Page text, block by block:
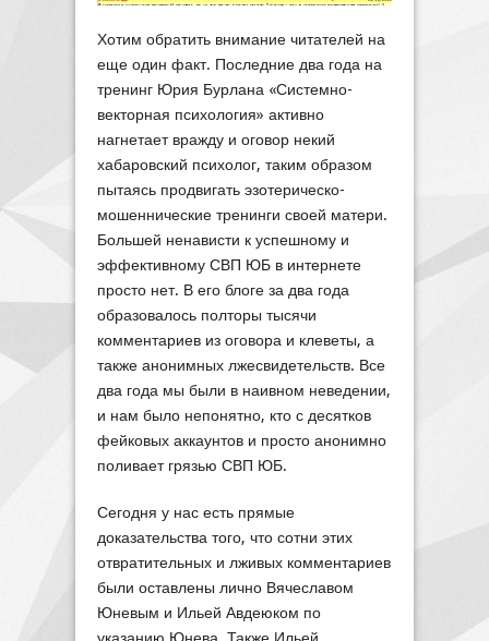
Хотим обратить внимание читателей на
еще один факт. Последние два года на
тренинг Юрия Бурлана «Системно-
векторная психология» активно
нагнетает вражду и оговор некий
хабаровский психолог, таким образом
пытаясь продвигать эзотерическо-
мошеннические тренинги своей матери.
Большей ненависти к успешному и
эффективному СВП ЮБ в интернете
просто нет. В его блоге за два года
образовалось полторы тысячи
комментариев из оговора и клеветы, а
также анонимных лжесвидетельств. Все
два года мы были в наивном неведении,
и нам было непонятно, кто с десятков
фейковых аккаунтов и просто анонимно
поливает грязью СВП ЮБ.
Сегодня у нас есть прямые
доказательства того, что сотни этих
отвратительных и лживых комментариев
были оставлены лично Вячеславом
Юневым и Ильей Авдеюком по
указанию Юнева. Также Ильей